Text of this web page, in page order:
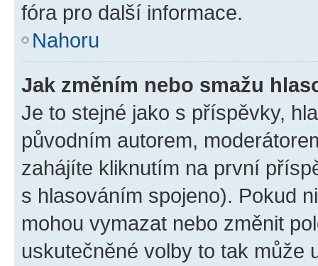
fóra pro další informace.
Nahoru
Jak změním nebo smažu
Je to stejné jako s příspěvky,
původním autorem,
zahájíte kliknutím na první
s hlasováním spojeno). Pokud
mohou vymazat nebo změnit
uskutečněné volby to tak může